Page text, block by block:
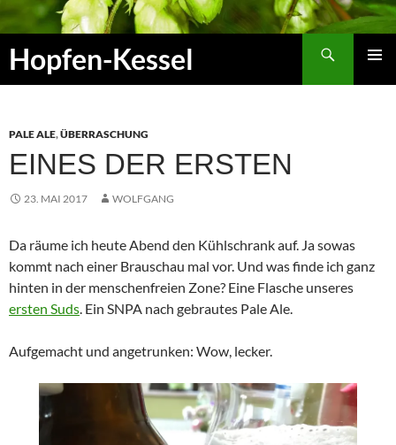
Zum
Inhalt
springen
Hopfen-Kessel
PALE ALE,ÜBERRASCHUNG
EINES DER ERSTEN
23. MAI 2017 WOLFGANG
Da räume ich heute Abend den Kühlschrank auf. Ja sowas
kommt nach einer Brauschau mal vor. Und was finde ich ganz
hinten in der menschenfreien Zone? Eine Flasche unseres
ersten Suds. Ein SNPA nach gebrautes Pale Ale.
Aufgemacht und angetrunken: Wow, lecker.